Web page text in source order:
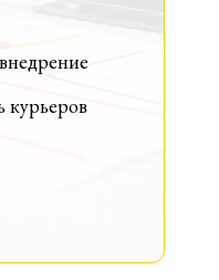
курьеров